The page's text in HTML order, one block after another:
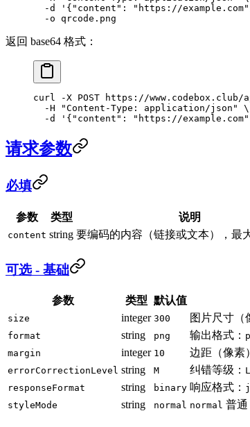
  -d
'{"content": "https://
  -o
qrcode.png
返回 base64 格式：
curl -X POST https://www.codebox.club/
  -H
"Content-Type: application/json"
\
  -d
'{"content": "https://
请求参数
必填
参数 类型 说明
content string 要编码的内容（链接或文本），最
可选 - 基础
参数 类型 默认值
size integer 300 图片尺寸（
format string png 输出格式：
margin
integer 10 边距（像素
errorCorrectionLevel string M 纠错等级： L
responseFormat
string binary 响应格式：
styleMode string normal normal 普通